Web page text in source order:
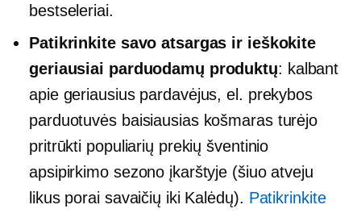
bestseleriai.
Patikrinkite savo atsargas ir ieškokite
geriausiai parduodamų produktų: kalbant
apie geriausius pardavėjus, el. prekybos
parduotuvės baisiausias košmaras turėjo
pritrūkti populiarių prekių šventinio
apsipirkimo sezono įkarštyje (šiuo atveju
likus porai savaičių iki Kalėdų). Patikrinkite